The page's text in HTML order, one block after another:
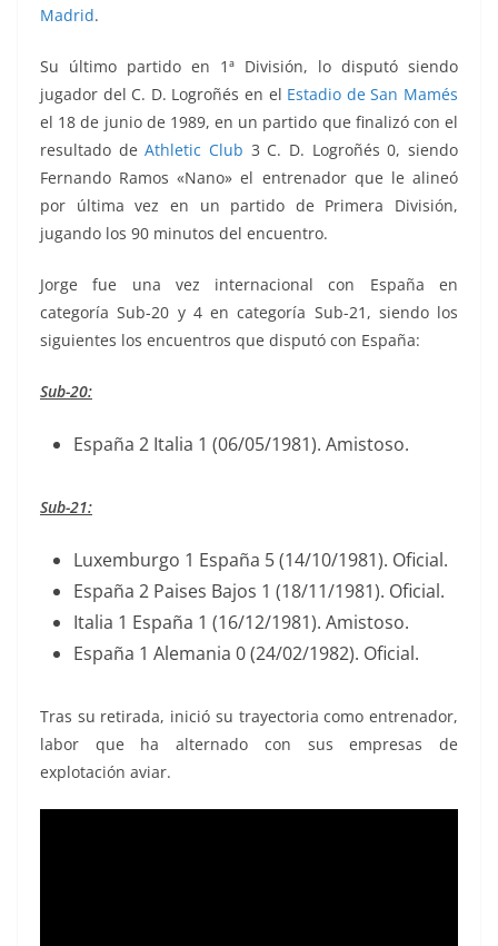
Madrid.
Su último partido en 1ª División, lo disputó siendo
jugador del C. D. Logroñés en el Estadio de San Mamés
el 18 de junio de 1989, en un partido que finalizó con el
resultado deAthletic Club 3 C. D. Logroñés 0, siendo
Fernando Ramos «Nano» el entrenador que le alineó
por última vez en un partido de Primera División,
jugando los 90 minutos del encuentro.
Jorge fue una vez internacional con España en
categoría Sub-20 y 4 en categoría Sub-21, siendo los
siguientes los encuentros que disputó con España:
Sub-20:
España 2 Italia 1 (06/05/1981). Amistoso.
Sub-21:
Luxemburgo 1 España 5 (14/10/1981). Oficial.
España 2 Paises Bajos 1 (18/11/1981). Oficial.
Italia 1 España 1 (16/12/1981). Amistoso.
España 1 Alemania 0 (24/02/1982). Oficial.
Tras su retirada, inició su trayectoria como entrenador,
labor que ha alternado con sus empresas de
explotación aviar.